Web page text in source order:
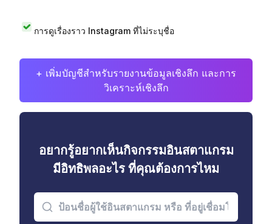
การดูเรื่องราว Instagram ที่ไม่ระบุชื่อ
+ เพิ่มบัญชีสำหรับรายงานข้อมูลเชิงลึก และการ
วิเคราะห์เชิงลึก
อยากรู้อยากเห็นกิจกรรมอินสตาแกรม
มีอิทธิพลอะไร ที่คุณต้องการไหม